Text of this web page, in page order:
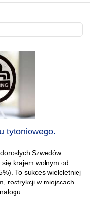
tytoniowego.
Szwedów.
się krajem wolnym od
To sukces wieloletniej
restrykcji w miejscach